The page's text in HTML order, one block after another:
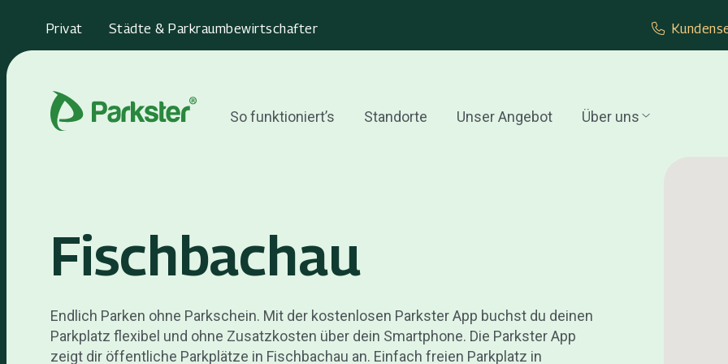
Privat Städte & Parkraumbewirtschafter
So funktioniert’s Standorte Unser Angebot Über uns
Fischbachau
Endlich Parken ohne Parkschein. Mit der kostenlosen Parkster App buchst du deinen
Parkplatz flexibel und ohne Zusatzkosten über dein Smartphone. Die Parkster App
zeigt dir öffentliche Parkplätze in Fischbachau an. Einfach freien Parkplatz in